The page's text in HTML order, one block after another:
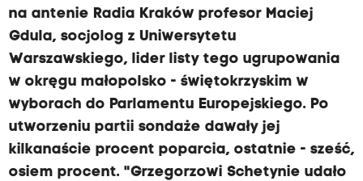
na antenie Radia Kraków profesor Maciej
Gdula, socjolog z Uniwersytetu
Warszawskiego, lider listy tego ugrupowania
w okręgu małopolsko - świętokrzyskim w
wyborach do Parlamentu Europejskiego. Po
utworzeniu partii sondaże dawały jej
kilkanaście procent poparcia, ostatnie - sześć,
osiem procent. "Grzegorzowi Schetynie udało